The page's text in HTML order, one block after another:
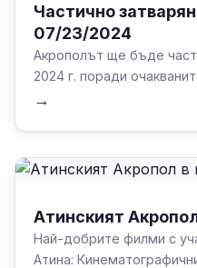
Частично
07/23/2024
Акрополът ще бъде
2024 г. поради
→
Атинският
Най-добрите филми с
Атина: